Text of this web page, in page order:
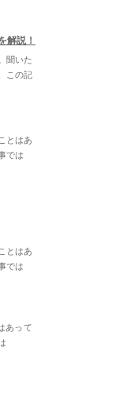
解説！
聞いた
この記
とはあ
では
とはあ
では
あって